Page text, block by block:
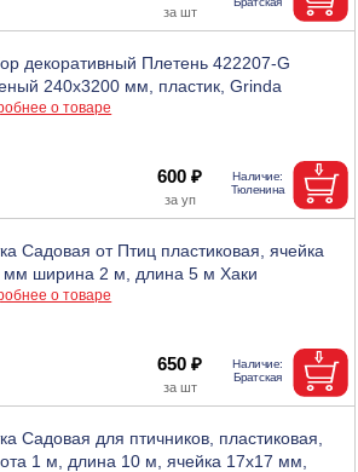
декоративный Плетень 422207-G
240x3200 мм, пластик, Grinda
о товаре
600 ₽
Садовая от Птиц пластиковая, ячейка
мм ширина 2 м, длина 5 м Хаки
о товаре
650 ₽
Садовая для птичников, пластиковая,
1 м, длина 10 м, ячейка 17х17 мм,